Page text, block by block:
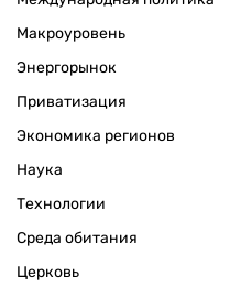
Макроуровень
Энергорынок
Приватизация
Экономика регионов
Наука
Технологии
Среда обитания
Церковь